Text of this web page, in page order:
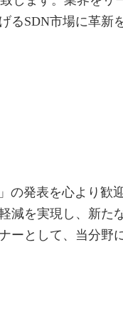
るSDN市場に革新
の発表を心より歓
減を実現し、新た
ーとして、当分野